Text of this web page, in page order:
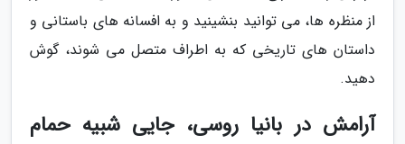
از منظره ها، می توانید بنشینید و به افسانه های باستانی و
داستان های تاریخی که به اطراف متصل می شوند، گوش
دهید.
آرامش در بانیا روسی، جایی شبیه حمام